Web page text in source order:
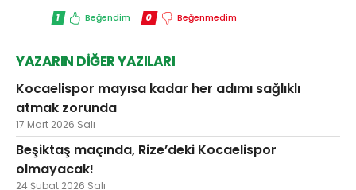
1 Beğendim 0 Beğenmedim
YAZARIN DİĞER YAZILARI
Kocaelispor mayısa kadar her adımı sağlıklı
atmak zorunda
17 Mart 2026 Salı
Beşiktaş maçında, Rize’deki Kocaelispor
olmayacak!
24 Şubat 2026 Salı